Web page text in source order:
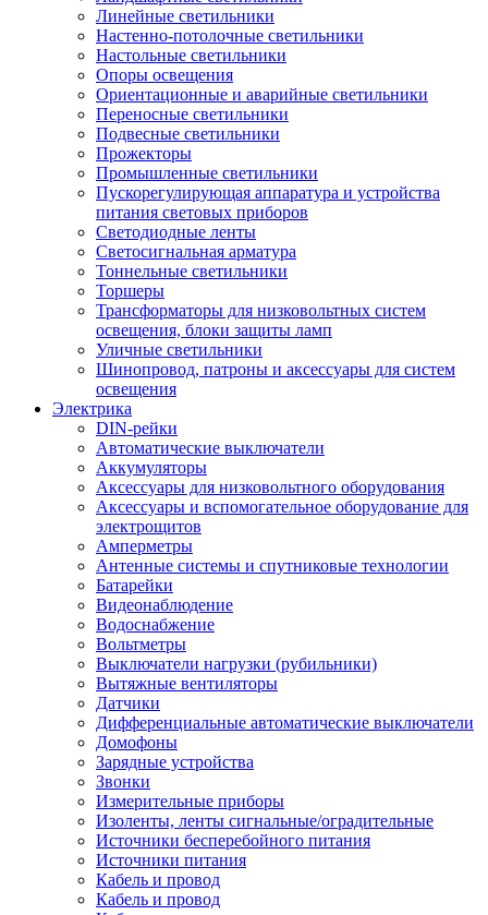
Линейные светильники
Настенно-потолочные светильники
Настольные светильники
Опоры освещения
Ориентационные и аварийные светильники
Переносные светильники
Подвесные светильники
Прожекторы
Промышленные светильники
Пускорегулирующая аппаратура и устройства
питания световых приборов
Светодиодные ленты
Светосигнальная арматура
Тоннельные светильники
Торшеры
Трансформаторы для низковольтных систем
освещения, блоки защиты ламп
Уличные светильники
Шинопровод, патроны и аксессуары для систем
освещения
Электрика
DIN-рейки
Автоматические выключатели
Аккумуляторы
Аксессуары для низковольтного оборудования
Аксессуары и вспомогательное оборудование для
электрощитов
Амперметры
Антенные системы и спутниковые технологии
Батарейки
Видеонаблюдение
Водоснабжение
Вольтметры
Выключатели нагрузки (рубильники)
Вытяжные вентиляторы
Датчики
Дифференциальные автоматические выключатели
Домофоны
Зарядные устройства
Звонки
Измерительные приборы
Изоленты, ленты сигнальные/оградительные
Источники бесперебойного питания
Источники питания
Кабель и провод
Кабель и провод